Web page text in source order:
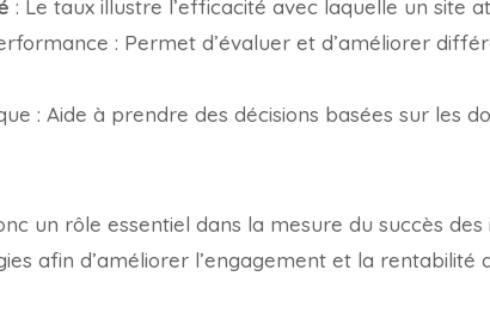
: Le taux illustre l’efficacité avec laquelle un site
: Permet d’évaluer et d’améliorer
: Aide à prendre des décisions basées sur les
un rôle essentiel dans la mesure du succès
afin d’améliorer l’engagement et la rentabilité